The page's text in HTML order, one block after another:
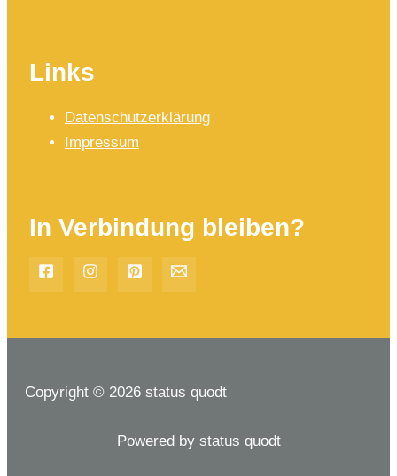
Links
Datenschutzerklärung
Impressum
In Verbindung bleiben?
Copyright © 2026 status quodt
Powered by status quodt